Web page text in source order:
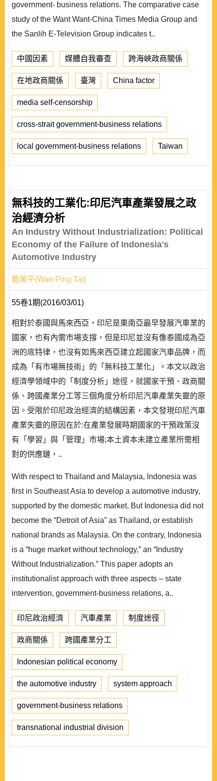
government- business relations. The comparative case
study of the Want Want-China Times Media Group and
the Sanlih E-Television Group indicates t..
中國因素 媒體自我審查 跨海峽政商關係
在地政商關係 臺灣 China factor
media self-censorship
cross-strait government-business relations
local government-business relations Taiwan
無科技的工業化:印尼汽車產業發展之政
治經濟分析
An Industry Without Industrialization: Political
Economy of the Failure of Indonesia's
Automotive Industry
戴萬平(Wan-Ping Tai)
55卷1期(2016/03/01)
相對於泰國與馬來西亞，印尼是東南亞最早發展汽車業的
國家，也有內需市場支撐，但是印尼並沒有像泰國成為亞
洲的底特律，也沒有如馬來西亞建立起國家汽車品牌，而
成為「有市場無技術」的「無科技工業化」。本文以政治
經濟學領域中的「制度分析」途徑，就國家干預、政商關
係、跨國產業分工等三個角度分析印尼汽車產業失靈的原
因。受限於印尼政治經濟的結構因素，本文發現印尼汽車
產業失靈的原因在於:在產業發展時期國家的干預政策沒
有「學習」與「管理」市場;本土資本未建立產業所需相
對的供應鏈，..
With respect to Thailand and Malaysia, Indonesia was
first in Southeast Asia to develop a automotive industry,
supported by the domestic market. But Indonesia did not
become the “Detroit of Asia” as Thailand, or establish
national brands as Malaysia. On the contrary, Indonesia
is a “huge market without technology,” an “Industry
Without Industrialization.” This paper adopts an
institutionalist approach with three aspects – state
intervention, government-business relations, a..
印尼政治經濟 汽車產業 制度途徑
政商關係 跨國產業分工
Indonesian political economy
the automotive industry system approach
government-business relations
transnational industrial division